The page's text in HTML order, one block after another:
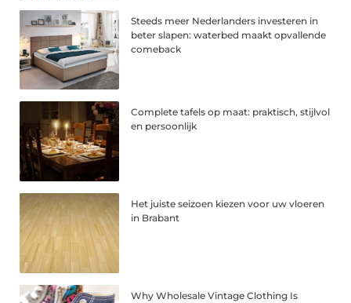
Steeds meer Nederlanders investeren in
beter slapen: waterbed maakt opvallende
comeback
Complete tafels op maat: praktisch, stijlvol
en persoonlijk
Het juiste seizoen kiezen voor uw vloeren
in Brabant
Why Wholesale Vintage Clothing Is